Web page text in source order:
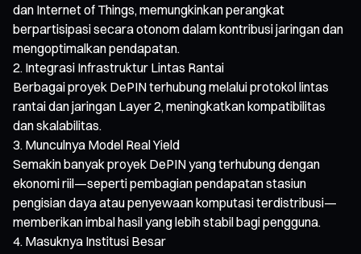
dan Internet of Things, memungkinkan perangkat
berpartisipasi secara otonom dalam kontribusi jaringan dan
mengoptimalkan pendapatan.
Integrasi Infrastruktur Lintas Rantai
Berbagai proyek DePIN terhubung melalui protokol lintas
rantai dan jaringan Layer 2, meningkatkan kompatibilitas
dan skalabilitas.
Munculnya Model Real Yield
Semakin banyak proyek DePIN yang terhubung dengan
ekonomi riil—seperti pembagian pendapatan stasiun
pengisian daya atau penyewaan komputasi terdistribusi—
memberikan imbal hasil yang lebih stabil bagi pengguna.
Masuknya Institusi Besar